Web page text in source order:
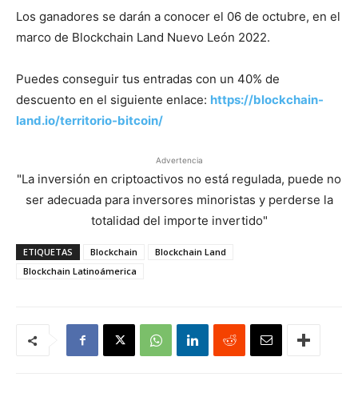
Los ganadores se darán a conocer el 06 de octubre, en el
marco de Blockchain Land Nuevo León 2022.
Puedes conseguir tus entradas con un 40% de
descuento en el siguiente enlace: https://blockchain-
land.io/territorio-bitcoin/
Advertencia
"La inversión en criptoactivos no está regulada, puede no
ser adecuada para inversores minoristas y perderse la
totalidad del importe invertido"
ETIQUETAS Blockchain
Blockchain Land
Blockchain Latinoámerica